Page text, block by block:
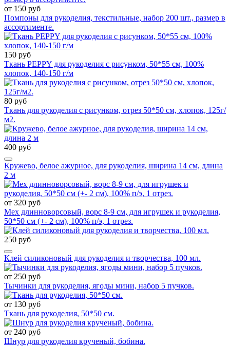
от 150 руб
Помпоны для рукоделия, текстильные, набор 200 шт., размер в
ассортименте.
150 руб
Ткань PEPPY для рукоделия с рисунком, 50*55 см, 100%
хлопок, 140-150 г/м
80 руб
Ткань для рукоделия с рисунком, отрез 50*50 см, хлопок, 125г/
м2.
400 руб
Кружево, белое ажурное, для рукоделия, ширина 14 см, длина
2 м
от 320 руб
Мех длинноворсовый, ворс 8-9 см, для игрушек и рукоделия,
50*50 см (+- 2 см), 100% п/э, 1 отрез.
250 руб
Клей силиконовый для рукоделия и творчества, 100 мл.
от 250 руб
Тычинки для рукоделия, ягоды мини, набор 5 пучков.
от 130 руб
Ткань для рукоделия, 50*50 см.
от 240 руб
Шнур для рукоделия крученый, бобина.